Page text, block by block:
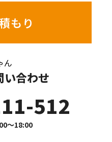
もり
い合わせ
512
〜18:00